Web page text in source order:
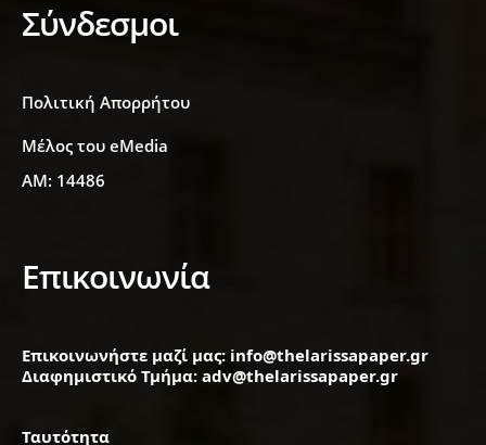
Σύνδεσμοι
Πολιτική Απορρήτου
Μέλος του eMedia
ΑΜ: 14486
Επικοινωνία
Επικοινωνήστε μαζί μας: info@thelarissapaper.gr
Διαφημιστικό Τμήμα: adv@thelarissapaper.gr
Ταυτότητα